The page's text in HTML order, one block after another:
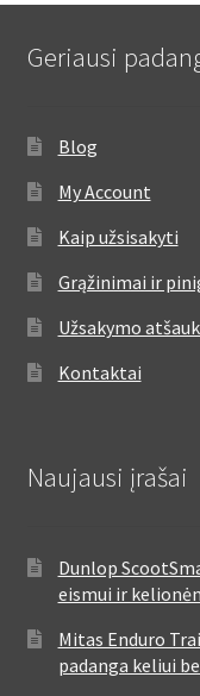
Geriausi
Blog
My Account
Kaip užsisakyti
Grąžinimai ir
Užsakymo
Kontaktai
Naujausi įrašai
Dunlop
eismui ir
Mitas Enduro
padanga keliui